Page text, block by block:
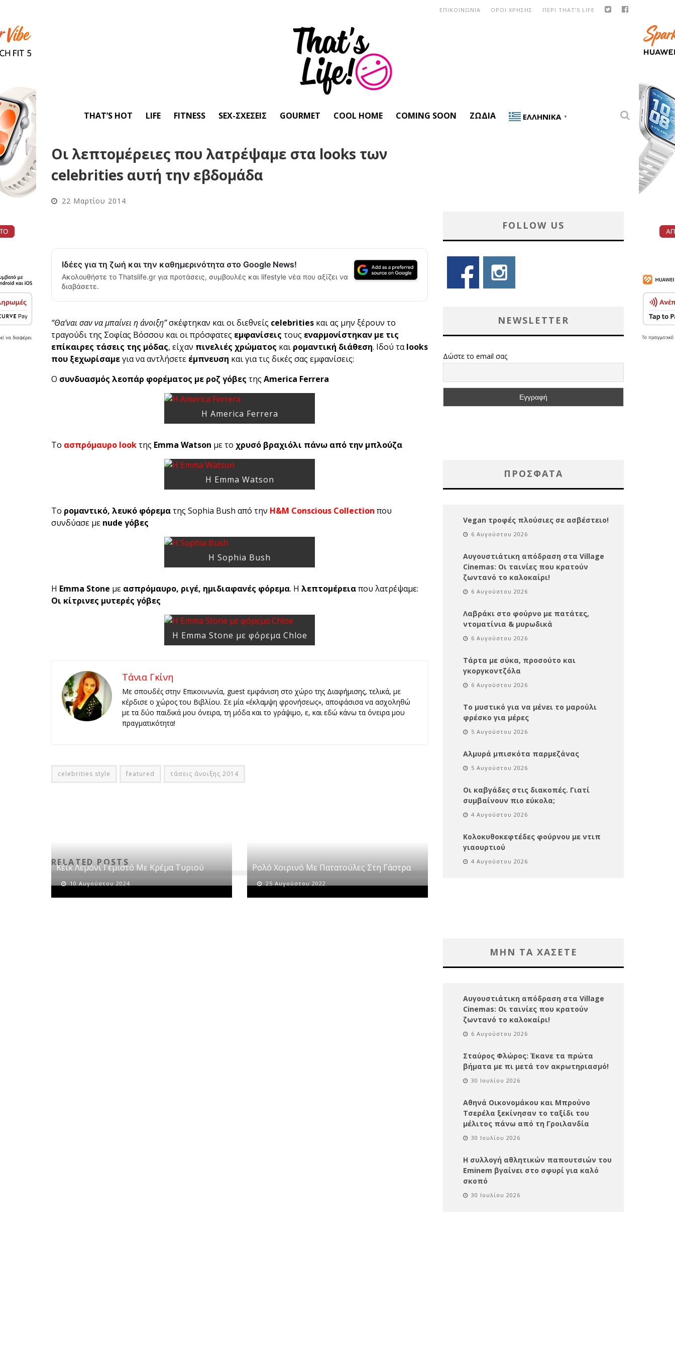
ΠΕΡΙ THAT’S LIFE
ΟΡΟΙ ΧΡΗΣΗΣ
ΕΠΙΚΟΙΝΩΝΙΑ
THAT’S HOT LIFE FITNESS SEX-ΣΧΈΣΕΙΣ GOURMET COOL HOME COMING SOON ΖΏΔΙΑ ΕΛΛΗΝΙΚΆ ▼
Οι λεπτομέρειες που λατρέψαμε στα looks των
celebrities αυτή την εβδομάδα
22 Μαρτίου 2014
Ιδέες για τη ζωή και την καθημερινότητα στο Google News!
Ακολουθήστε το Thatslife.gr για προτάσεις, συμβουλές και lifestyle νέα που αξίζει να
διαβάσετε.
“Θα’ναι σαν να μπαίνει η άνοιξη”σκέφτηκαν και οι διεθνείς celebrities και ας μην ξέρουν το
τραγούδι της Σοφίας Βόσσου και οι πρόσφατες εμφανίσεις τους εναρμονίστηκαν με τις
επίκαιρες τάσεις της μόδας, είχαν πινελιές χρώματος και ρομαντική διάθεση. Ιδού ταlooks
που ξεχωρίσαμεγια να αντλήσετε έμπνευση και για τις δικές σας εμφανίσεις:
Ο συνδυασμός λεοπάρ φορέματος με ροζ γόβες της America Ferrera
Η America Ferrera
Το ασπρόμαυρο lookτης Emma Watson με το χρυσό βραχιόλι πάνω από την μπλούζα
H Emma Watson
Το ρομαντικό, λευκό φόρεματης Sophia Bush από την H&M Conscious Collection που
συνδύασε με nude γόβες
H Sophia Bush
H Emma Stone με ασπρόμαυρο, ριγέ, ημιδιαφανές φόρεμα. Η λεπτομέρειαπου λατρέψαμε:
Οι κίτρινες μυτερές γόβες
H Emma Stone με φόρεμα Chloe
Τάνια Γκίνη
Με σπουδές στην Επικοινωνία, guest εμφάνιση στο χώρο της Διαφήμισης, τελικά, με
κέρδισε ο χώρος του Βιβλίου. Σε μία «έκλαμψη φρονήσεως», αποφάσισα να ασχοληθώ
με τα δύο παιδικά μου όνειρα, τη μόδα και το γράψιμο, ε, και εδώ κάνω τα όνειρα μου
πραγματικότητα!
celebrities style featured τάσεις άνοιξης 2014
RELATED POSTS
Κέικ Λεμόνι Γεμιστό Με Κρέμα Τυριού
10 Αυγούστου 2024
Ρολό Χοιρινό Με Πατατούλες Στη Γάστρα
25 Αυγούστου 2022
FOLLOW US
NEWSLETTER
Δώστε το email σας
ΠΡΌΣΦΑΤΑ
Vegan τροφές πλούσιες σε ασβέστειο!
6 Αυγούστου 2026
Αυγουστιάτικη απόδραση στα Village
Cinemas: Οι ταινίες που κρατούν
ζωντανό το καλοκαίρι!
6 Αυγούστου 2026
Λαβράκι στο φούρνο με πατάτες,
ντοματίνια & μυρωδικά
6 Αυγούστου 2026
Τάρτα με σύκα, προσούτο και
γκοργκοντζόλα
6 Αυγούστου 2026
Το μυστικό για να μένει το μαρούλι
φρέσκο για μέρες
5 Αυγούστου 2026
Αλμυρά μπισκότα παρμεζάνας
5 Αυγούστου 2026
Οι καβγάδες στις διακοπές. Γιατί
συμβαίνουν πιο εύκολα;
4 Αυγούστου 2026
Κολοκυθοκεφτέδες φούρνου με ντιπ
γιαουρτιού
4 Αυγούστου 2026
ΜΗΝ ΤΑ ΧΑΣΕΤΕ
Αυγουστιάτικη απόδραση στα Village
Cinemas: Οι ταινίες που κρατούν
ζωντανό το καλοκαίρι!
6 Αυγούστου 2026
Σταύρος Φλώρος: Έκανε τα πρώτα
βήματα με πι μετά τον ακρωτηριασμό!
30 Ιουλίου 2026
Αθηνά Οικονομάκου και Μπρούνο
Τσερέλα ξεκίνησαν το ταξίδι του
μέλιτος πάνω από τη Γροιλανδία
30 Ιουλίου 2026
Η συλλογή αθλητικών παπουτσιών του
Eminem βγαίνει στο σφυρί για καλό
σκοπό
30 Ιουλίου 2026